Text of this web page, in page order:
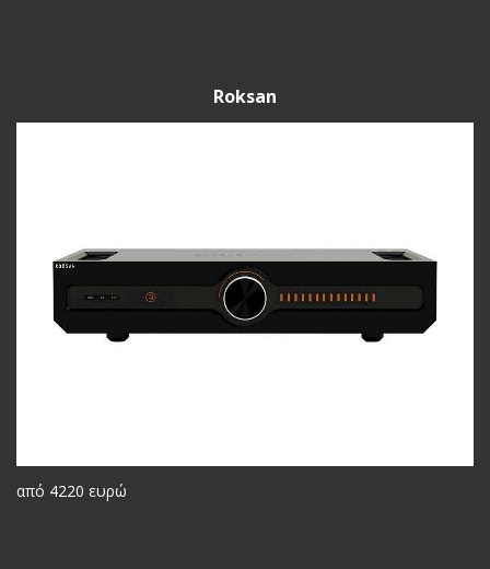
Roksan
από 4220 ευρώ